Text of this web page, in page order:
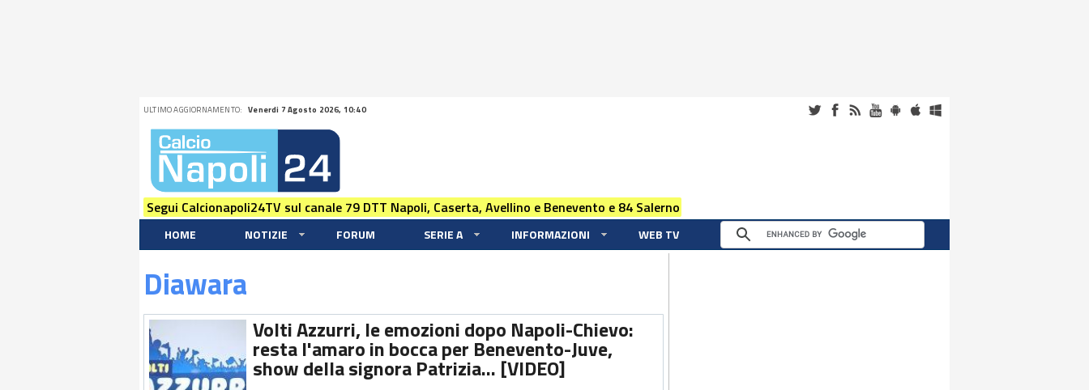
ULTIMO AGGIORNAMENTO: Venerdi 7 Agosto 2026, 10:40
Segui Calcionapoli24TV sul canale 79 DTT Napoli, Caserta, Avellino e Benevento e 84 Salerno
HOME NOTIZIE FORUM SERIE A INFORMAZIONI WEB TV
Diawara
Volti Azzurri, le emozioni dopo Napoli-Chievo:
resta l'amaro in bocca per Benevento-Juve,
show della signora Patrizia... [VIDEO]